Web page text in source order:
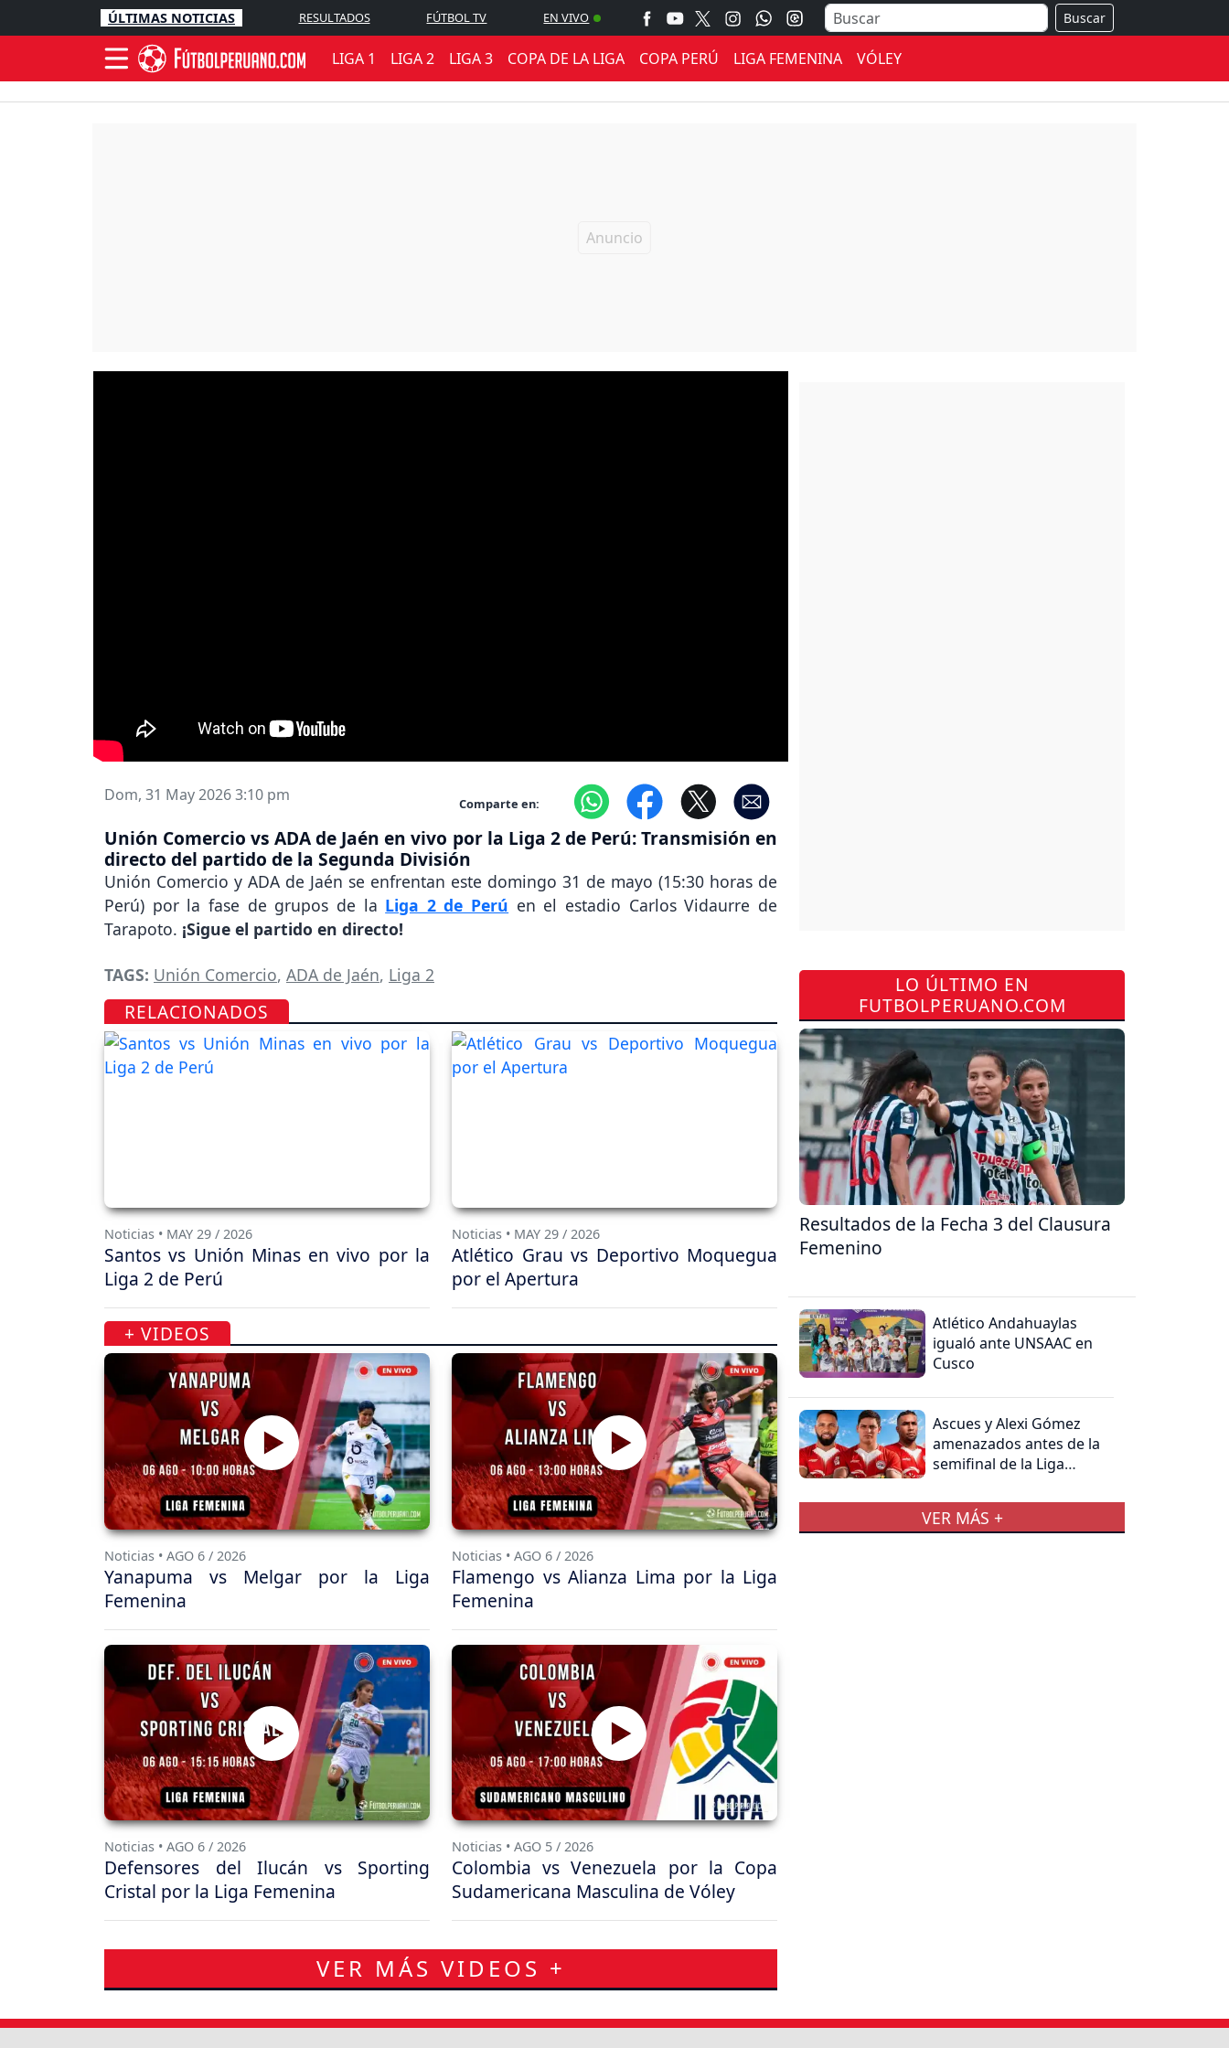
ÚLTIMAS NOTICIAS RESULTADOS FÚTBOL TV EN VIVO Buscar
LIGA 1 LIGA 2 LIGA 3 COPA DE LA LIGA COPA PERÚ LIGA FEMENINA VÓLEY
Dom, 31 May 2026 3:10 pm Comparte en:
Unión Comercio vs ADA de Jaén en vivo por la Liga 2 de Perú: Transmisión en
directo del partido de la Segunda División
Unión Comercio y ADA de Jaén se enfrentan este domingo 31 de mayo (15:30 horas de
Perú) por la fase de grupos de la Liga 2 de Perú en el estadio Carlos Vidaurre de
Tarapoto. ¡Sigue el partido en directo!
TAGS: Unión Comercio, ADA de Jaén, Liga 2
RELACIONADOS
Noticias • MAY 29 / 2026
Santos vs Unión Minas en vivo por la
Liga 2 de Perú
Noticias • MAY 29 / 2026
Atlético Grau vs Deportivo Moquegua
por el Apertura
+ VIDEOS
Noticias • AGO 6 / 2026
Yanapuma vs Melgar por la Liga
Femenina
Noticias • AGO 6 / 2026
Flamengo vs Alianza Lima por la Liga
Femenina
Noticias • AGO 6 / 2026
Defensores del Ilucán vs Sporting
Cristal por la Liga Femenina
Noticias • AGO 5 / 2026
Colombia vs Venezuela por la Copa
Sudamericana Masculina de Vóley
VER MÁS VIDEOS +
LO ÚLTIMO EN
FUTBOLPERUANO.COM
Resultados de la Fecha 3 del Clausura
Femenino
Atlético Andahuaylas
igualó ante UNSAAC en
Cusco
Ascues y Alexi Gómez
amenazados antes de la
semifinal de la Liga
Libertad
VER MÁS +